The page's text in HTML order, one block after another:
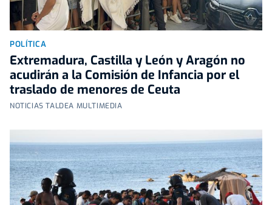
POLÍTICA
Extremadura, Castilla y León y Aragón no
acudirán a la Comisión de Infancia por el
traslado de menores de Ceuta
NOTICIAS TALDEA MULTIMEDIA